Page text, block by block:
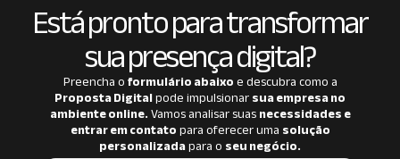
Está pronto para transformar
sua presença digital?
Preencha oformulário abaixoe descubra como a
Proposta Digitalpode impulsionarsua empresa no
ambiente online.Vamos analisar suasnecessidades e
entrar em contatopara oferecer umasolução
personalizadapara oseu negócio.